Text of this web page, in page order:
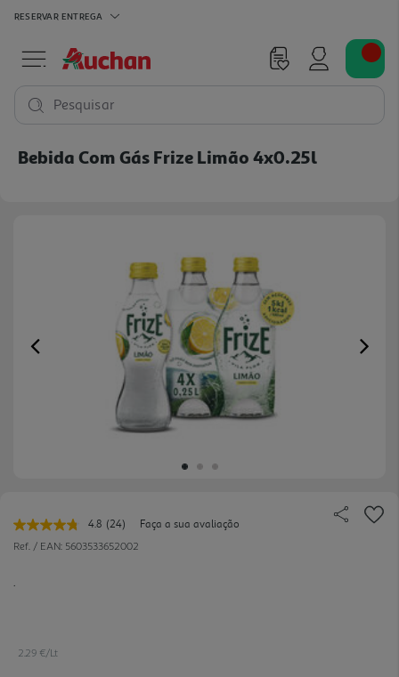
RESERVAR ENTREGA
Pesquisar
Bebida Com Gás Frize Limão 4x0.25l
Previous
4.8 Leu
24
(24)
Faça a sua avaliação
Ref. / EAN: 5603533652002
2.29 €/Lt